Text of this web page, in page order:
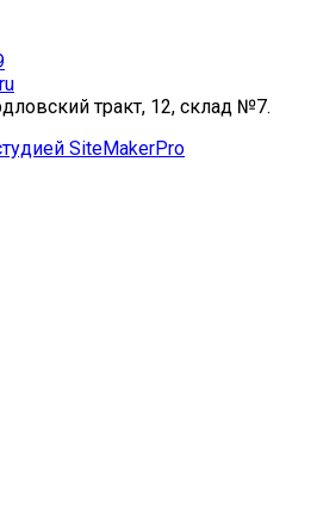
тракт, 12, склад №7.
SiteMakerPro